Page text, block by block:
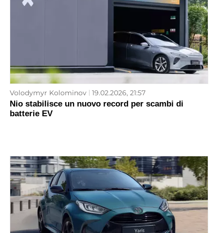
Volodymyr Kolominov 19.02.2026, 21:57
Nio stabilisce un nuovo record per scambi di
batterie EV